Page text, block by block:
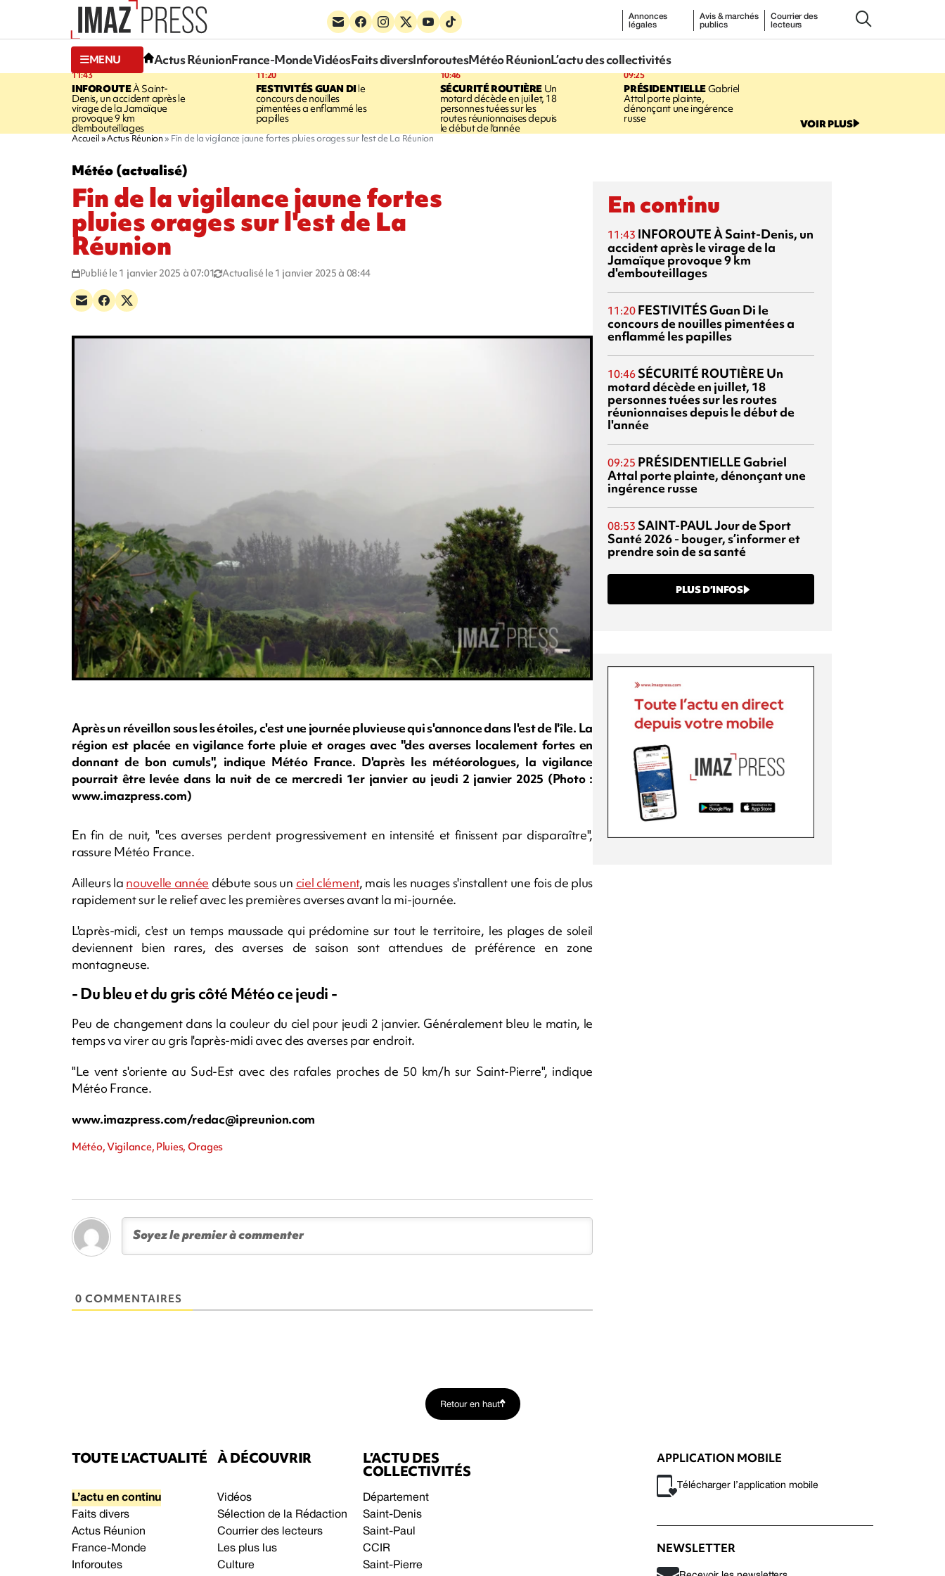
Annonces
légales
Avis & marchés
publics
Courrier des
lecteurs
MENU Actus RéunionFrance-MondeVidéosFaits diversInforoutesMétéo RéunionL’actu des collectivités
11:43
INFOROUTEÀ Saint-
Denis, un accident après le
virage de la Jamaïque
provoque 9 km
d'embouteillages
11:20
FESTIVITÉSGUAN DIle
concours de nouilles
pimentées a enflammé les
papilles
10:46
SÉCURITÉ ROUTIÈRE Un
motard décède en juillet, 18
personnes tuées sur les
routes réunionnaises depuis
le début de l'année
09:25
PRÉSIDENTIELLEGabriel
Attal porte plainte,
dénonçant une ingérence
russe VOIR PLUS
Accueil Actus Réunion Fin de la vigilance jaune fortes pluies orages sur l'est de La Réunion
Météo (actualisé)
Fin de la vigilance jaune fortes
pluies orages sur l'est de La
Réunion
Publié le 1 janvier 2025 à 07:01 Actualisé le 1 janvier 2025 à 08:44
Après un réveillon sous les étoiles, c'est une journée pluvieuse qui s'annonce dans l'est de l'île. La
région est placée en vigilance forte pluie et orages avec "des averses localement fortes en
donnant de bon cumuls", indique Météo France. D'après les météorologues, la vigilance
pourrait être levée dans la nuit de ce mercredi 1er janvier au jeudi 2 janvier 2025 (Photo :
www.imazpress.com)
En fin de nuit, "ces averses perdent progressivement en intensité et finissent par disparaître",
rassure Météo France.
Ailleurs la nouvelle année débute sous un ciel clément, mais les nuages s'installent une fois de plus
rapidement sur le relief avec les premières averses avant la mi-journée.
L'après-midi, c'est un temps maussade qui prédomine sur tout le territoire, les plages de soleil
deviennent bien rares, des averses de saison sont attendues de préférence en zone
montagneuse.
- Du bleu et du gris côté Météo ce jeudi -
Peu de changement dans la couleur du ciel pour jeudi 2 janvier. Généralement bleu le matin, le
temps va virer au gris l'après-midi avec des averses par endroit.
"Le vent s'oriente au Sud-Est avec des rafales proches de 50 km/h sur Saint-Pierre", indique
Météo France.
www.imazpress.com/redac@ipreunion.com
Météo, Vigilance, Pluies, Orages
0 COMMENTAIRES
En continu
11:43 INFOROUTEÀ Saint-Denis, un
accident après le virage de la
Jamaïque provoque 9 km
d'embouteillages
11:20 FESTIVITÉSGuan Di le
concours de nouilles pimentées a
enflammé les papilles
10:46 SÉCURITÉ ROUTIÈRE Un
motard décède en juillet, 18
personnes tuées sur les routes
réunionnaises depuis le début de
l'année
09:25 PRÉSIDENTIELLEGabriel
Attal porte plainte, dénonçant une
ingérence russe
08:53 SAINT-PAULJour de Sport
Santé 2026 - bouger, s’informer et
prendre soin de sa santé
PLUS D’INFOS
Retour en haut
TOUTE L’ACTUALITÉ
L’actu en continu
Faits divers
Actus Réunion
France-Monde
Inforoutes
À DÉCOUVRIR
Vidéos
Sélection de la Rédaction
Courrier des lecteurs
Les plus lus
Culture
L’ACTU DES
COLLECTIVITÉS
Département
Saint-Denis
Saint-Paul
CCIR
Saint-Pierre
APPLICATION MOBILE
Télécharger l’application mobile
NEWSLETTER